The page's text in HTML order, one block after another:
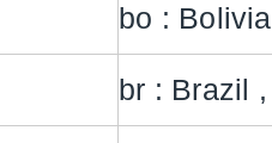
bo :
br : Brazil